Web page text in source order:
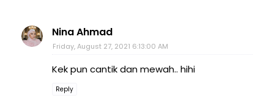
Nina Ahmad
Friday, August 27, 2021 6:13:00 AM
Kek pun cantik dan mewah.. hihi
Reply